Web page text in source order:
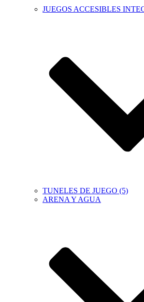
JUEGOS ACCESIBLES
TUNELES DE JUEGO (5)
ARENA Y AGUA